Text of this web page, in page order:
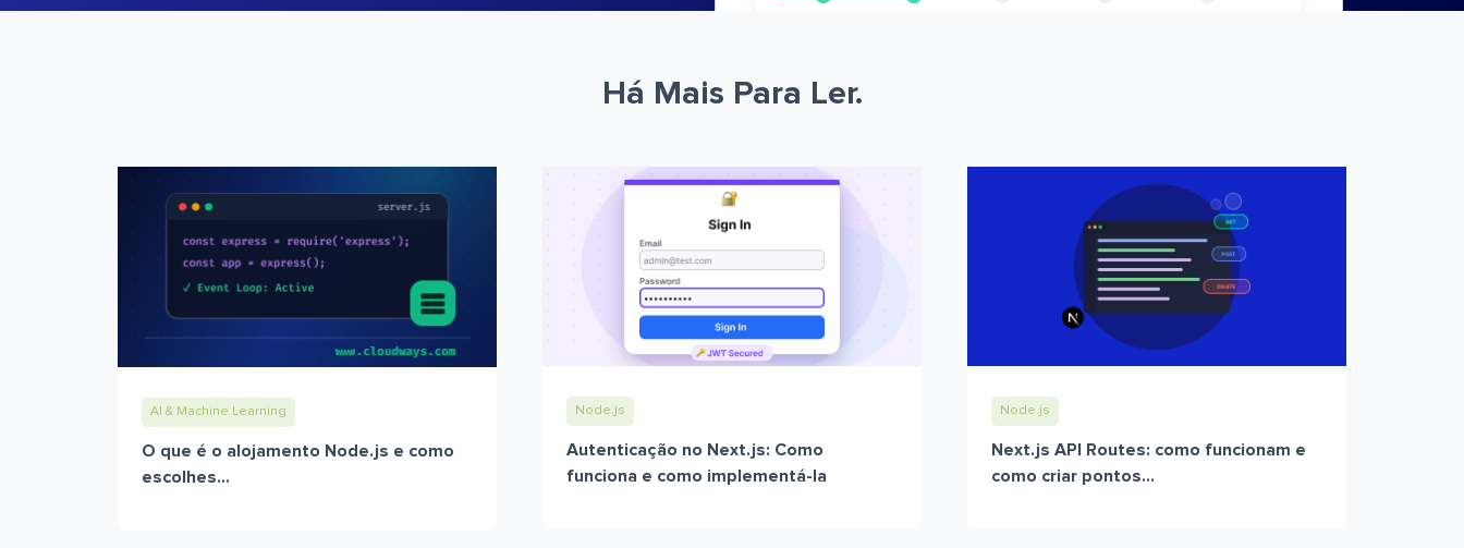
Há Mais Para Ler.
AI & Machine Learning
O que é o alojamento Node.js e como
escolhes...
Node.js
Autenticação no Next.js: Como
funciona e como implementá-la
Node.js
Next.js API Routes: como funcionam e
como criar pontos...